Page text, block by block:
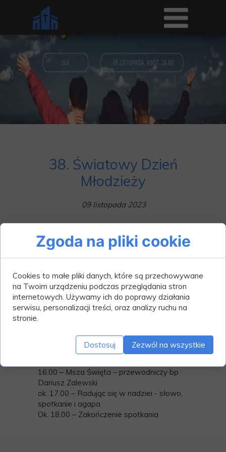
38. Światowy Dzień
Młodzieży
09 listopada 2023
Światowy Dzień Młodzieży.
Jak co roku Ksiądz Biskup zaprasza
młodzież z Ełku i okolic na wspólną
św. Wojciecha, Biskupa i Męczennika.
16.00 – Msza Święta – przewodniczy bp
Dariusz Zalewski
ok. 17.00 – Radując się w nadziei - słowo,
spotkanie i agapa
Ok. 18.00 – Zakończenie spotkania
Zgoda na pliki cookie
Cookies to małe pliki danych, które są przechowywane
na Twoim urządzeniu podczas przeglądania stron
internetowych. Używamy ich do poprawy działania
serwisu, personalizacji treści, oraz analizy ruchu na
stronie.
Dostosuj Zezwól na wszystkie